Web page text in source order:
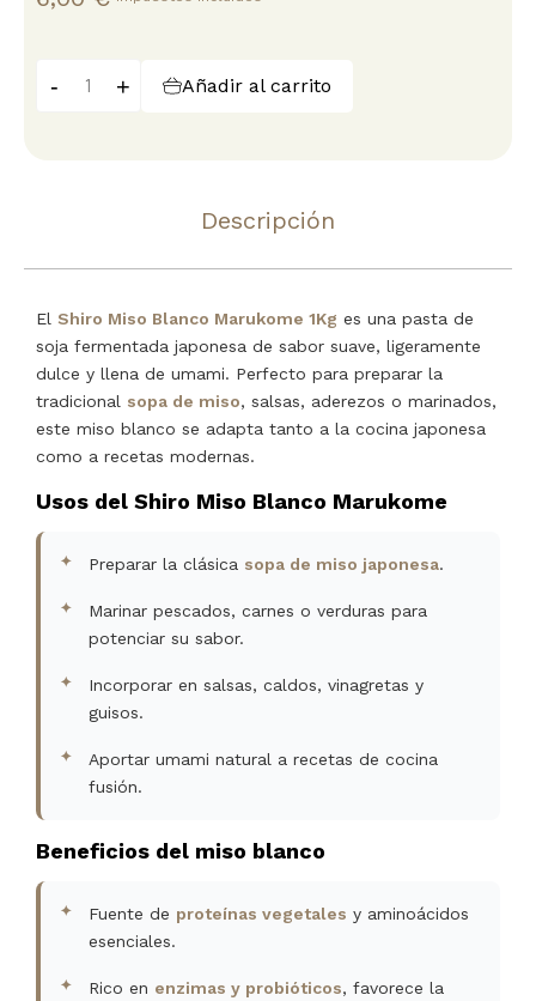
- + Añadir al carrito
Descripción
El Shiro Miso Blanco Marukome 1Kg es una pasta de
soja fermentada japonesa de sabor suave, ligeramente
dulce y llena de umami. Perfecto para preparar la
tradicional sopa de miso, salsas, aderezos o marinados,
este miso blanco se adapta tanto a la cocina japonesa
como a recetas modernas.
Usos del Shiro Miso Blanco Marukome
Preparar la clásica sopa de miso japonesa.
Marinar pescados, carnes o verduras para
potenciar su sabor.
Incorporar en salsas, caldos, vinagretas y
guisos.
Aportar umami natural a recetas de cocina
fusión.
Beneficios del miso blanco
Fuente de proteínas vegetales y aminoácidos
esenciales.
Rico en enzimas y probióticos, favorece la